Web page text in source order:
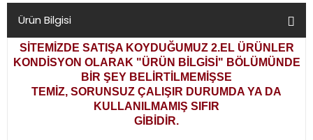
Ürün Bilgisi
SİTEMİZDE SATIŞA KOYDUĞUMUZ 2.EL ÜRÜNLER
KONDİSYON OLARAK "ÜRÜN BİLGİSİ" BÖLÜMÜNDE
BİR ŞEY BELİRTİLMEMİŞSE
TEMİZ, SORUNSUZ ÇALIŞIR DURUMDA YA DA
KULLANILMAMIŞ SIFIR
GİBİDİR.